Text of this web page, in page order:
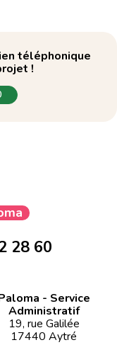
téléphonique
!
28 60
- Service
Administratif
19, rue Galilée
17440 Aytré